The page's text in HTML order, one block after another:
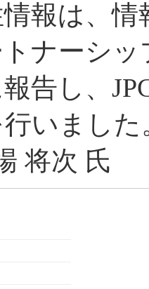
報は、
ナーシ
告し、
いました
将次 氏